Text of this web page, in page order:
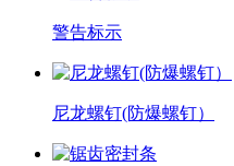
警告标示
尼龙螺钉(防爆螺钉）